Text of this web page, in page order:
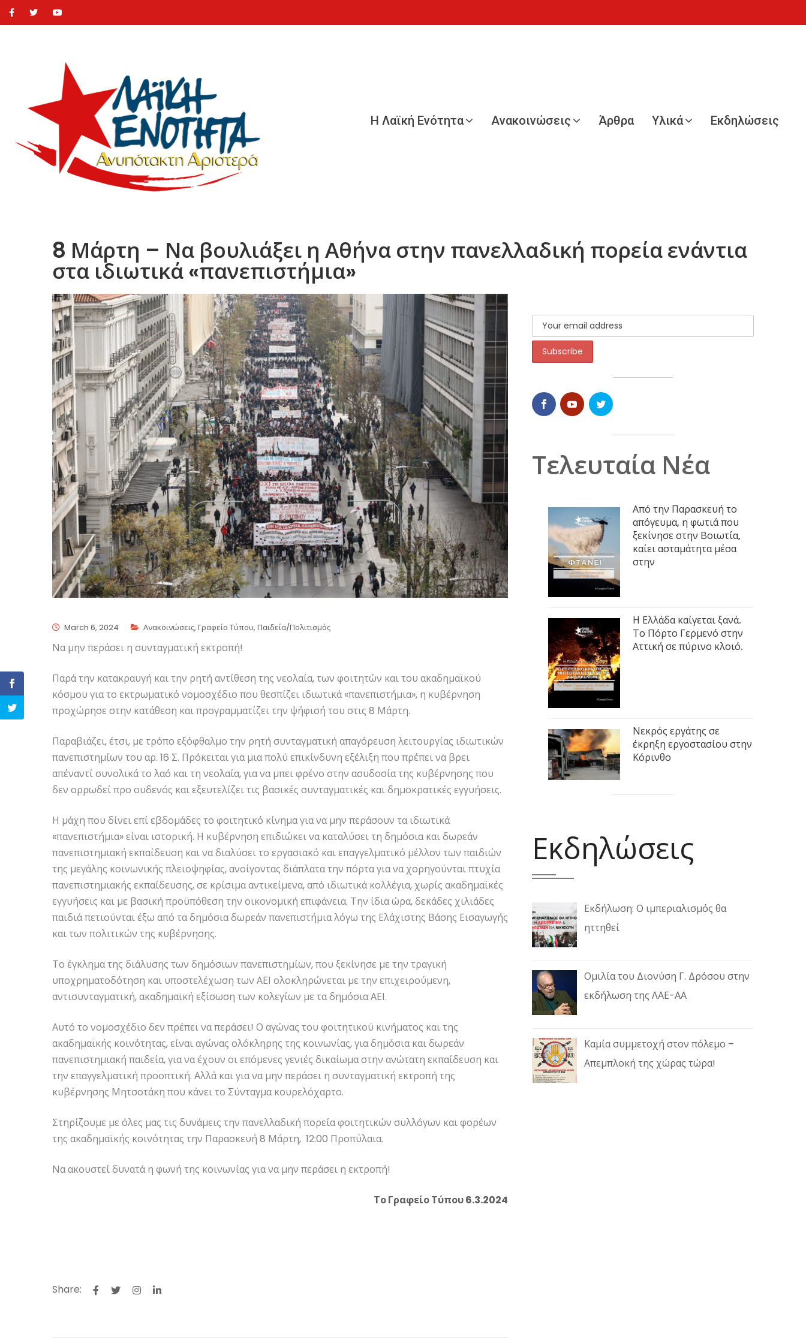
Η Λαϊκή Ενότητα Ανακοινώσεις Άρθρα Υλικά Εκδηλώσεις
8 Μάρτη – Να βουλιάξει η Αθήνα στην πανελλαδική πορεία ενάντια
στα ιδιωτικά «πανεπιστήμια»
March 6, 2024 Ανακοινώσεις, Γραφείο Τύπου, Παιδεία/Πολιτισμός
Να μην περάσει η συνταγματική εκτροπή!
Παρά την κατακραυγή και την ρητή αντίθεση της νεολαία, των φοιτητών και του ακαδημαϊκού
κόσμου για το εκτρωματικό νομοσχέδιο που θεσπίζει ιδιωτικά «πανεπιστήμια», η κυβέρνηση
προχώρησε στην κατάθεση και προγραμματίζει την ψήφισή του στις 8 Μάρτη.
Παραβιάζει, έτσι, με τρόπο εξόφθαλμο την ρητή συνταγματική απαγόρευση λειτουργίας ιδιωτικών
πανεπιστημίων του αρ. 16 Σ. Πρόκειται για μια πολύ επικίνδυνη εξέλιξη που πρέπει να βρει
απέναντί συνολικά το λαό και τη νεολαία, για να μπει φρένο στην ασυδοσία της κυβέρνησης που
δεν ορρωδεί προ ουδενός και εξευτελίζει τις βασικές συνταγματικές και δημοκρατικές εγγυήσεις.
Η μάχη που δίνει επί εβδομάδες το φοιτητικό κίνημα για να μην περάσουν τα ιδιωτικά
«πανεπιστήμια» είναι ιστορική. Η κυβέρνηση επιδιώκει να καταλύσει τη δημόσια και δωρεάν
πανεπιστημιακή εκπαίδευση και να διαλύσει το εργασιακό και επαγγελματικό μέλλον των παιδιών
της μεγάλης κοινωνικής πλειοψηφίας, ανοίγοντας διάπλατα την πόρτα για να χορηγούνται πτυχία
πανεπιστημιακής εκπαίδευσης, σε κρίσιμα αντικείμενα, από ιδιωτικά κολλέγια, χωρίς ακαδημαϊκές
εγγυήσεις και με βασική προϋπόθεση την οικονομική επιφάνεια. Την ίδια ώρα, δεκάδες χιλιάδες
παιδιά πετιούνται έξω από τα δημόσια δωρεάν πανεπιστήμια λόγω της Ελάχιστης Βάσης Εισαγωγής
και των πολιτικών της κυβέρνησης.
Το έγκλημα της διάλυσης των δημόσιων πανεπιστημίων, που ξεκίνησε με την τραγική
υποχρηματοδότηση και υποστελέχωση των ΑΕΙ ολοκληρώνεται με την επιχειρούμενη,
αντισυνταγματική, ακαδημαϊκή εξίσωση των κολεγίων με τα δημόσια ΑΕΙ.
Αυτό το νομοσχέδιο δεν πρέπει να περάσει! Ο αγώνας του φοιτητικού κινήματος και της
ακαδημαϊκής κοινότητας, είναι αγώνας ολόκληρης της κοινωνίας, για δημόσια και δωρεάν
πανεπιστημιακή παιδεία, για να έχουν οι επόμενες γενιές δικαίωμα στην ανώτατη εκπαίδευση και
την επαγγελματική προοπτική. Αλλά και για να μην περάσει η συνταγματική εκτροπή της
κυβέρνησης Μητσοτάκη που κάνει το Σύνταγμα κουρελόχαρτο.
Στηρίζουμε με όλες μας τις δυνάμεις την πανελλαδική πορεία φοιτητικών συλλόγων και φορέων
της ακαδημαϊκής κοινότητας την Παρασκευή 8 Μάρτη, 12:00 Προπύλαια.
Να ακουστεί δυνατά η φωνή της κοινωνίας για να μην περάσει η εκτροπή!
Το Γραφείο Τύπου 6.3.2024
Share:
Τελευταία Νέα
Από την Παρασκευή το
απόγευμα, η φωτιά που
ξεκίνησε στην Βοιωτία,
καίει ασταμάτητα μέσα
στην
Η Ελλάδα καίγεται ξανά.
Το Πόρτο Γερμενό στην
Αττική σε πύρινο κλοιό.
Νεκρός εργάτης σε
έκρηξη εργοστασίου στην
Κόρινθο
Εκδηλώσεις
Εκδήλωση: Ο ιμπεριαλισμός θα
ηττηθεί
Ομιλία του Διονύση Γ. Δρόσου στην
εκδήλωση της ΛΑΕ-ΑΑ
Καμία συμμετοχή στον πόλεμο –
Απεμπλοκή της χώρας τώρα!